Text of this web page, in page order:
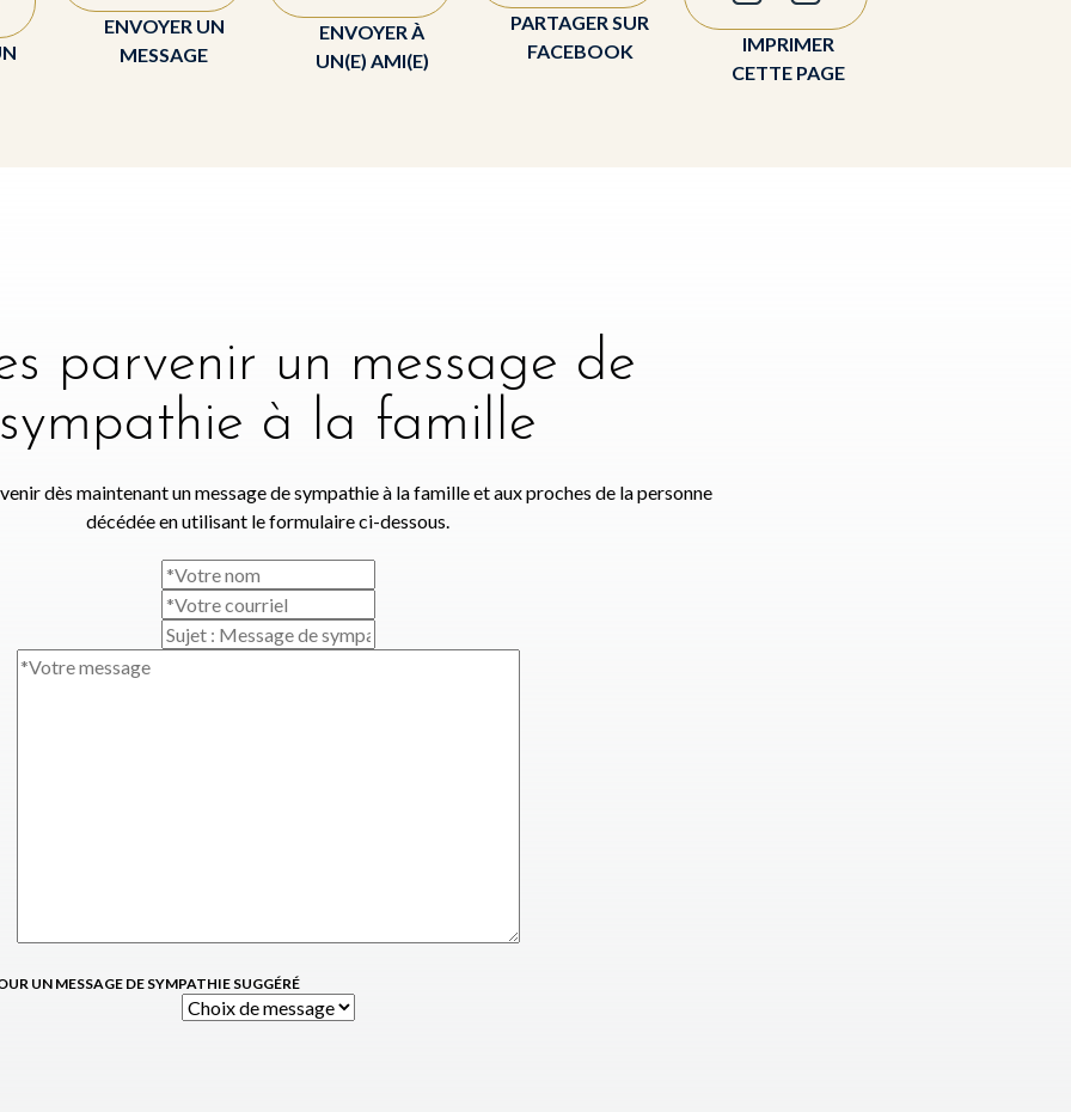
ENVOYER UN
MESSAGE
ENVOYER À
UN(E) AMI(E)
PARTAGER SUR
FACEBOOK
IMPRIMER
CETTE PAGE
parvenir un message de
sympathie à la famille
dès maintenant un message de sympathie à la famille et aux proches de la personne
décédée en utilisant le formulaire ci-dessous.
UN MESSAGE DE SYMPATHIE SUGGÉRÉ